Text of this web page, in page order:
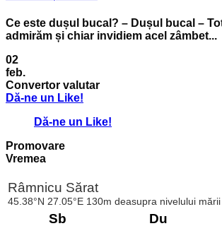
Ce este dușul bucal? – Dușul bucal –
admirăm și chiar invidiem acel zâmbet...
02
feb.
Convertor valutar
Dă-ne un Like!
Dă-ne un Like!
Promovare
Vremea